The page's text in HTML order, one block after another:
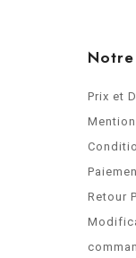
Prix et
Retour